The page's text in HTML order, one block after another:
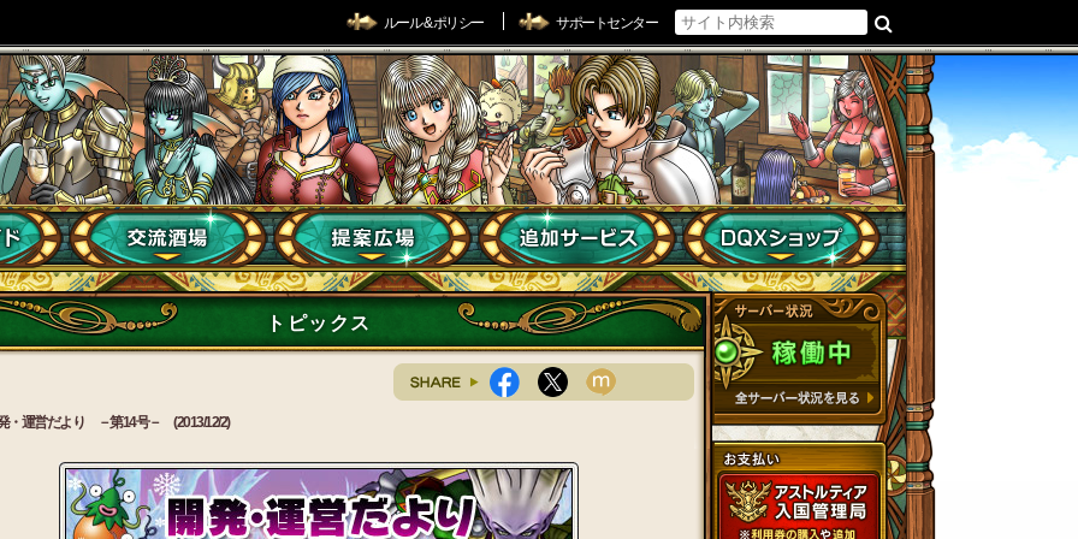
ルール & ポリシー サポートセンター
トピックス
・運営だより －第14号－ (2013/12/2)